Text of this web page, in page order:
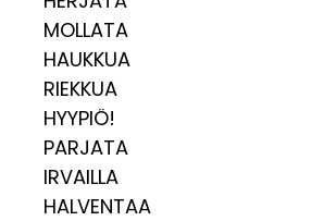
MOLLATA
HAUKKUA
RIEKKUA
HYYPIÖ!
PARJATA
IRVAILLA
HALVENTAA